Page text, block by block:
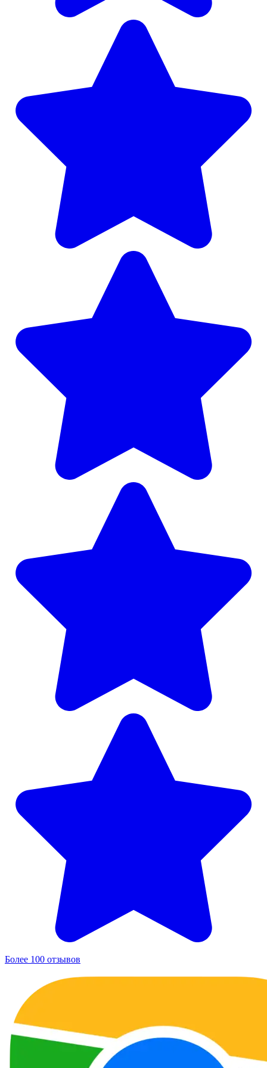
Более 100 отзывов